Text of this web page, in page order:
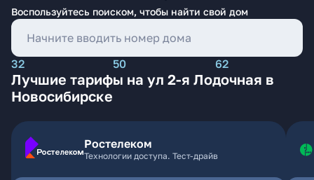
Воспользуйтесь поиском, чтобы найти свой дом
32 50 62
Лучшие тарифы на ул 2-я Лодочная в
Новосибирске
Ростелеком
Технологии доступа. Тест-драйв